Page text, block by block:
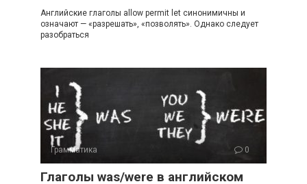
Английские глаголы allow per­mit let синонимичны и
означают — «разрешать», «позволять». Однако следует
разобраться
Грамматика 0
Глаголы was/were в английском